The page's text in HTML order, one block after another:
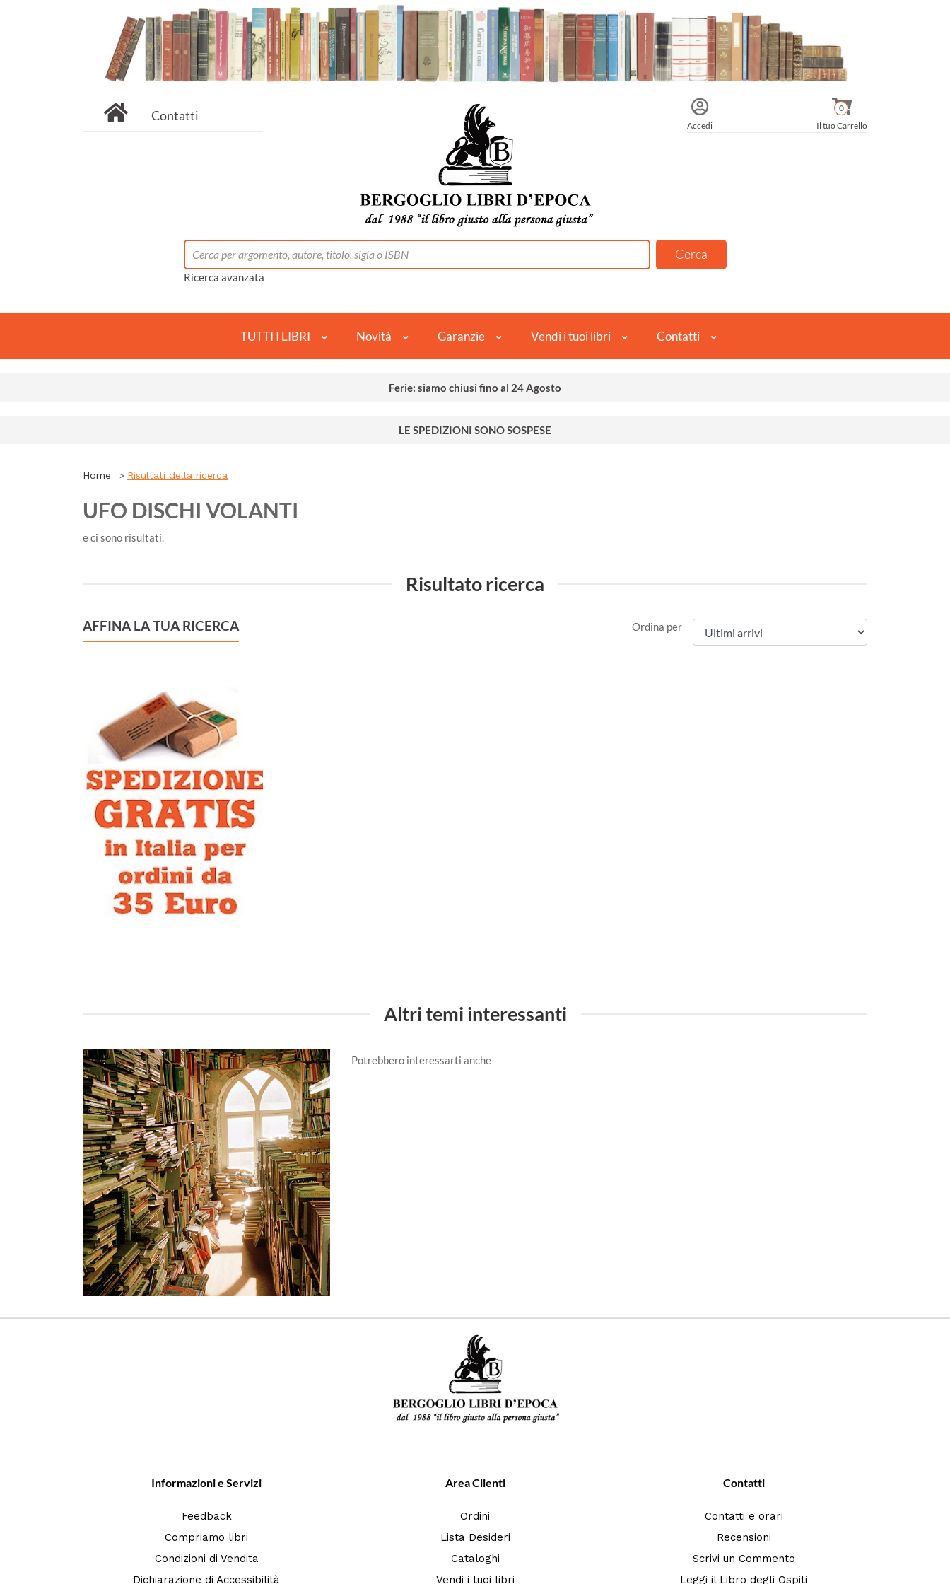
Contatti
Accedi Il tuo Carrello
0
Ricerca avanzata
TUTTI I LIBRI Novità Garanzie Vendi i tuoi libri Contatti
Ferie: siamo chiusi fino al 24 Agosto
LE SPEDIZIONI SONO SOSPESE
Home Risultati della ricerca
UFO DISCHI VOLANTI
e ci sono risultati.
Risultato ricerca
AFFINA LA TUA RICERCA Ordina per
Altri temi interessanti
Potrebbero interessarti anche
Informazioni e Servizi
Feedback
Compriamo libri
Condizioni di Vendita
Dichiarazione di Accessibilità
Area Clienti
Ordini
Lista Desideri
Cataloghi
Vendi i tuoi libri
Contatti
Contatti e orari
Recensioni
Scrivi un Commento
Leggi il Libro degli Ospiti